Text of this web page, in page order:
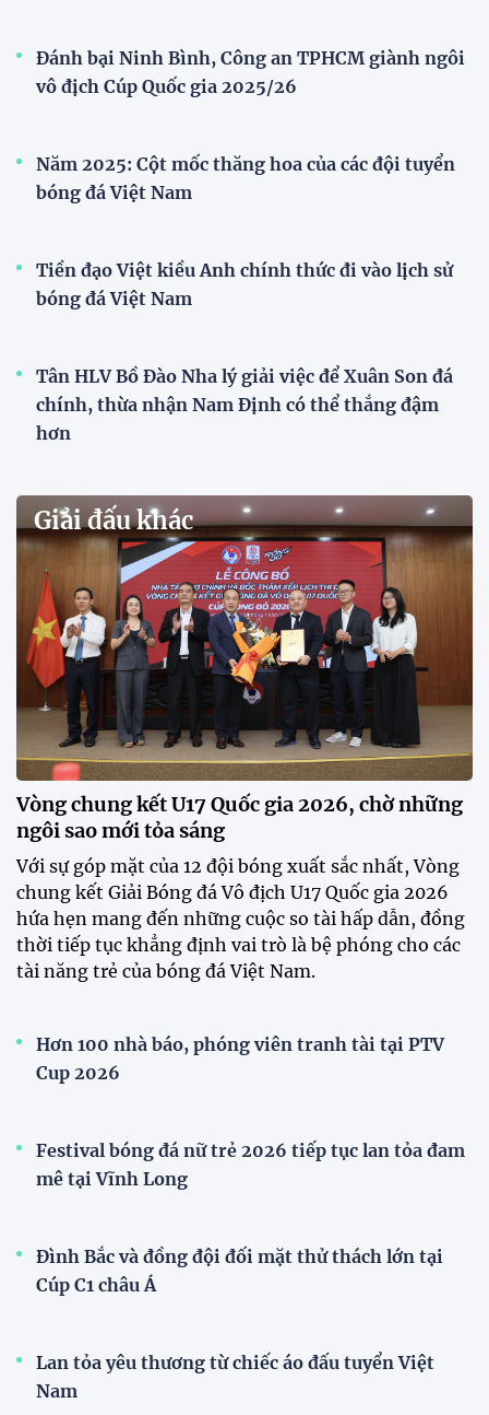
Bóng đá nữ Việt Nam đón cú hích lớn trước mùa
giải 2026
Đội tuyển trẻ
VCK U21 Quốc gia – Cúp FPT Play 2026: Hứa
Quy tụ 12 đội bóng trẻ hàng đầu cả nước, VCK U21
Quốc gia – Cúp FPT Play 2026 hứa hẹn tạo nên cuộc
đua sôi động, đồng thời là bệ phóng cho những
gương mặt triển vọng của bóng đá Việt Nam.
Khai mạc chương trình tuyển sinh, phát hiện tài
năng bóng đá nữ
ĐKVĐ Cúp Quốc gia chiêu mộ sao trẻ của ĐT Việt
Nam
Đình Bắc cùng dàn sao CAHN "thắng lớn" tại
V.League Awards 2026
Loạt cầu thủ U19 Việt Nam thi tốt nghiệp THPT
Đình Bắc cùng dàn sao CAHN "thắng lớn" tại
V.League Awards 2026